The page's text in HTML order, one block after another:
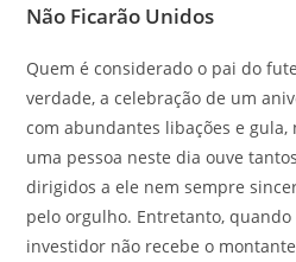
Não Ficarão Unidos
Quem é considerado o pai do
verdade, a celebração de um
com abundantes libações e gula,
uma pessoa neste dia ouve
dirigidos a ele nem sempre
pelo orgulho. Entretanto, quando
investidor não recebe o